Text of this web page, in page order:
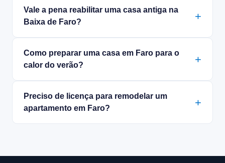
Vale a pena reabilitar uma casa antiga na
Baixa de Faro?
Como preparar uma casa em Faro para o
calor do verão?
Preciso de licença para remodelar um
apartamento em Faro?